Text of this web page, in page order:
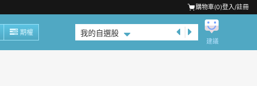
購物車(0)登入/註冊
期權 我的自選股
建議